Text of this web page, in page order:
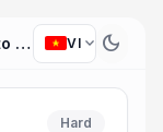
If Mark Zuckerberg asked to create a product for the Olympics. What would you build? VI expand_more dark_mode
Hard